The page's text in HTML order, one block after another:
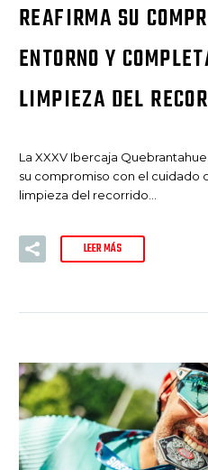
REAFIRMA SU
ENTORNO Y
LIMPIEZA DEL
La XXXV Ibercaja
su compromiso con el cuidado
limpieza del recorrido…
LEER MÁS